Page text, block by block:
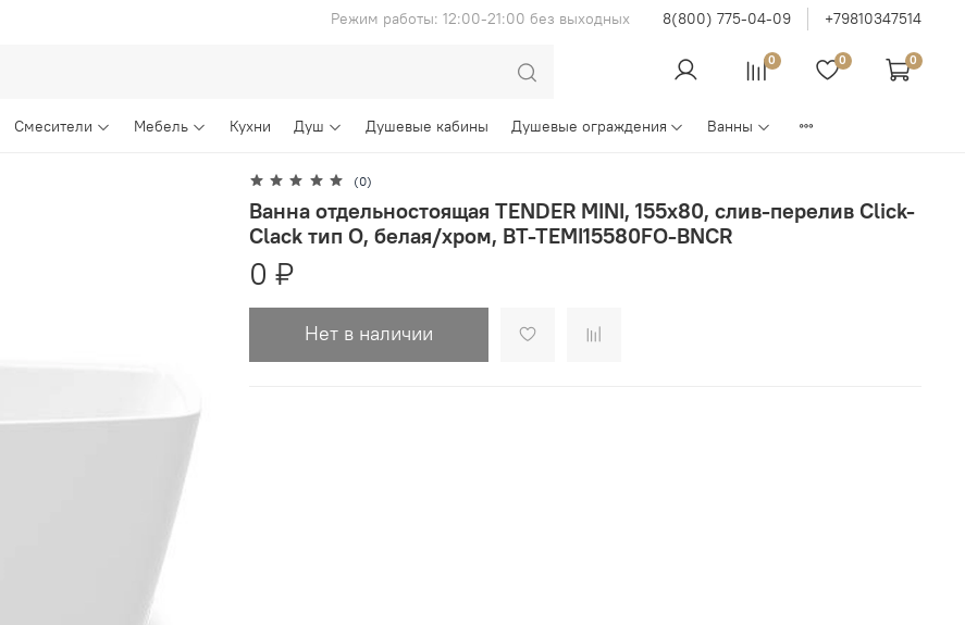
Режим работы: 12:00-21:00 без выходных 8(800) 775-04-09 +79810347514
0 0 0
Смесители Мебель Кухни Душ Душевые кабины Душевые ограждения Ванны
(0)
Ванна отдельностоящая TENDER MINI, 155х80, слив-перелив Click-
Clack тип O, белая/хром, BT-TEMI15580FO-BNCR
0 ₽
Нет в наличии